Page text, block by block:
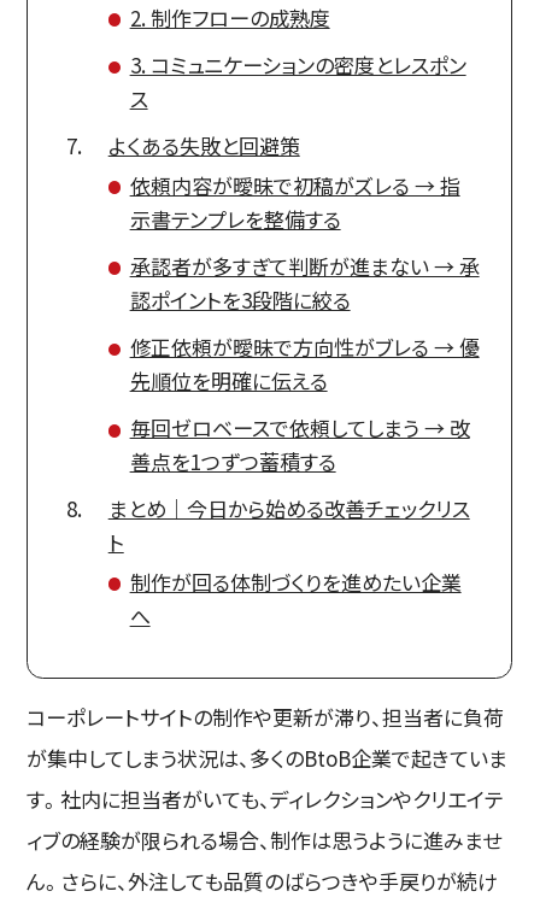
2. 制作フローの成熟度
3. コミュニケーションの密度とレスポン
ス
よくある失敗と回避策
依頼内容が曖昧で初稿がズレる → 指
示書テンプレを整備する
承認者が多すぎて判断が進まない → 承
認ポイントを3段階に絞る
修正依頼が曖昧で方向性がブレる → 優
先順位を明確に伝える
毎回ゼロベースで依頼してしまう → 改
善点を1つずつ蓄積する
まとめ｜今日から始める改善チェックリス
ト
制作が回る体制づくりを進めたい企業
へ
コーポレートサイトの制作や更新が滞り、担当者に負荷
が集中してしまう状況は、多くのBtoB企業で起きていま
す。社内に担当者がいても、ディレクションやクリエイテ
ィブの経験が限られる場合、制作は思うように進みませ
ん。さらに、外注しても品質のばらつきや手戻りが続け